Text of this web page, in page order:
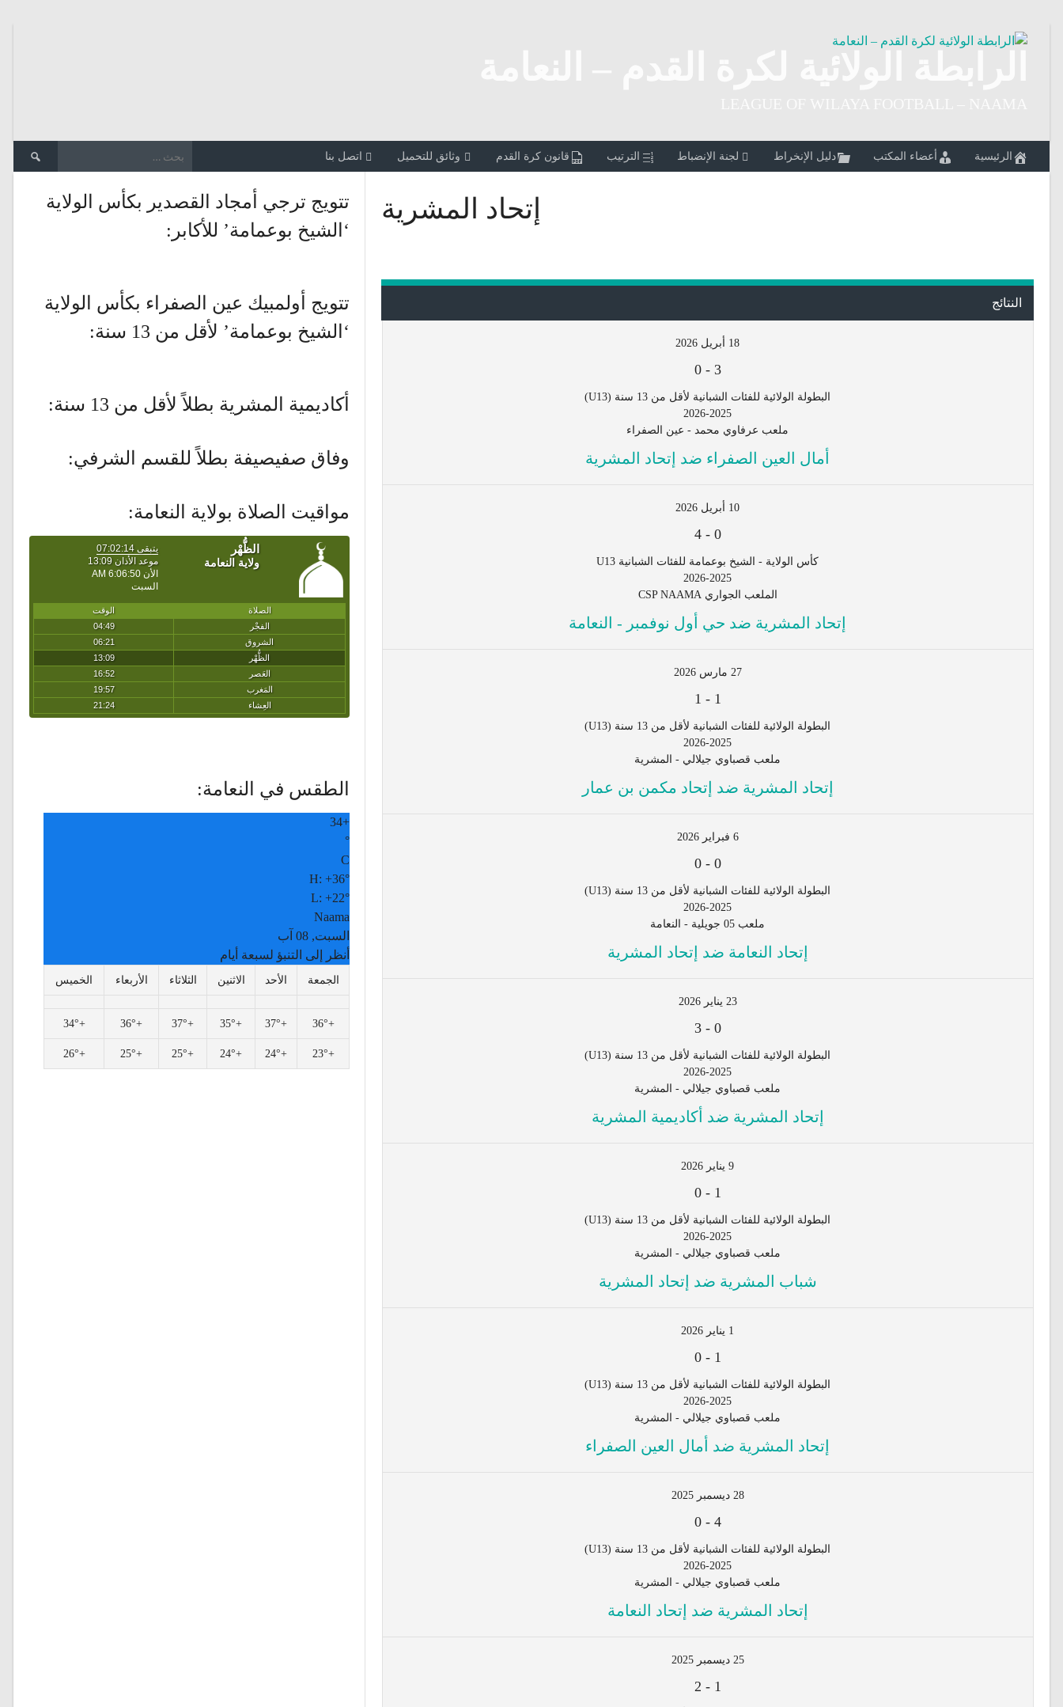
الرئيسية أعضاء المكتب دليل الإنخراط لجنة الإنضباط الترتيب قانون كرة القدم وثائق للتحميل اتصل بنا
إتحاد المشرية
النتائج
18 أبريل 2026
3
-
0
البطولة الولائية للفئات الشبانية لأقل من 13 سنة (U13)
2026-2025
ملعب عرفاوي محمد - عين الصفراء
أمال العين الصفراء ضد إتحاد المشرية
10 أبريل 2026
0
-
4
كأس الولاية - الشيخ بوعمامة للفئات الشبانية U13
2026-2025
الملعب الجواري CSP NAAMA
إتحاد المشرية ضد حي أول نوفمبر - النعامة
27 مارس 2026
1
-
1
البطولة الولائية للفئات الشبانية لأقل من 13 سنة (U13)
2026-2025
ملعب قصباوي جيلالي - المشرية
إتحاد المشرية ضد إتحاد مكمن بن عمار
6 فبراير 2026
0
-
0
البطولة الولائية للفئات الشبانية لأقل من 13 سنة (U13)
2026-2025
ملعب 05 جويلية - النعامة
إتحاد النعامة ضد إتحاد المشرية
23 يناير 2026
0
-
3
البطولة الولائية للفئات الشبانية لأقل من 13 سنة (U13)
2026-2025
ملعب قصباوي جيلالي - المشرية
إتحاد المشرية ضد أكاديمية المشرية
9 يناير 2026
1
-
0
البطولة الولائية للفئات الشبانية لأقل من 13 سنة (U13)
2026-2025
ملعب قصباوي جيلالي - المشرية
شباب المشرية ضد إتحاد المشرية
1 يناير 2026
1
-
0
البطولة الولائية للفئات الشبانية لأقل من 13 سنة (U13)
2026-2025
ملعب قصباوي جيلالي - المشرية
إتحاد المشرية ضد أمال العين الصفراء
28 ديسمبر 2025
4
-
0
البطولة الولائية للفئات الشبانية لأقل من 13 سنة (U13)
2026-2025
ملعب قصباوي جيلالي - المشرية
إتحاد المشرية ضد إتحاد النعامة
25 ديسمبر 2025
1
-
2
تتويج ترجي أمجاد القصدير بكأس الولاية
‘الشيخ بوعمامة’ للأكابر:
تتويج أولمبيك عين الصفراء بكأس الولاية
‘الشيخ بوعمامة’ لأقل من 13 سنة:
أكاديمية المشرية بطلاً لأقل من 13 سنة:
وفاق صفيصيفة بطلاً للقسم الشرفي:
مواقيت الصلاة بولاية النعامة:
الطقس في النعامة:
+
34
°
C
H:+36°
L:+22°
Naama
السبت, 08 آب
أنظر إلى التنبؤ لسبعة أيام
الجمعة الأحد الاثنين الثلاثاء الأربعاء الخميس
+
36°
+
37°
+
35°
+
37°
+
36°
+
34°
+
23°
+
24°
+
24°
+
25°
+
25°
+
26°